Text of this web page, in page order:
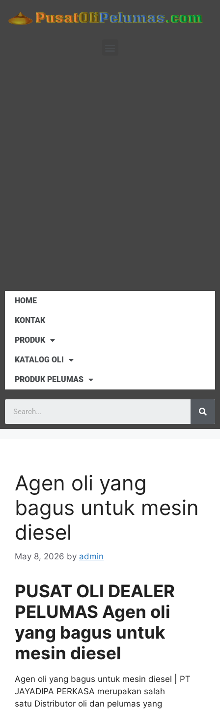
HOME
KONTAK
PRODUK
KATALOG OLI
PRODUK PELUMAS
Agen oli yang
bagus untuk mesin
diesel
May 8, 2026 by admin
PUSAT OLI DEALER
PELUMAS Agen oli
yang bagus untuk
mesin diesel
Agen oli yang bagus untuk mesin diesel | PT
JAYADIPA PERKASA merupakan salah
satu Distributor oli dan pelumas yang